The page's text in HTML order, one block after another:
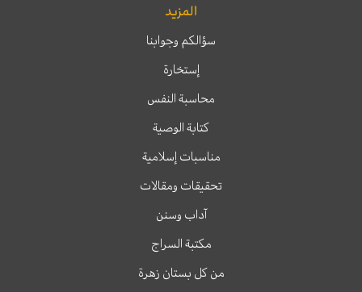
المزيد
سؤالكم وجوابنا
إستخارة
محاسبة النفس
كتابة الوصية
مناسبات إسلامية
تحقيقات ومقالات
آداب وسنن
مكتبة السراج
من كل بستان زهرة